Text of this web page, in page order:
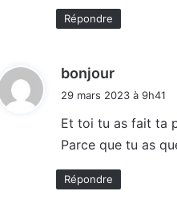
Répondre
bonjour
i
:
29 mars 2023 à 9h41
Et toi tu as fait ta
Parce que tu as
Répondre